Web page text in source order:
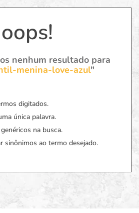
oops!
nenhum resultado para
menina-love-azul"
digitados.
única palavra.
na busca.
sinônimos ao termo desejado.